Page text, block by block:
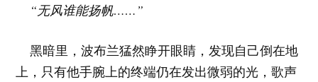
“无风谁能扬帆……”
黑暗里，波布兰猛然睁开眼睛，发现自己倒在地
上，只有他手腕上的终端仍在发出微弱的光，歌声